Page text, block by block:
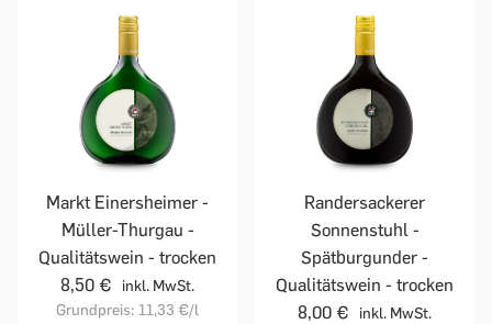
Markt Einersheimer -
Müller-Thurgau -
Qualitätswein - trocken
8,50 €
inkl. MwSt.
Grundpreis: 11,33 €/l
Randersackerer
Sonnenstuhl -
Spätburgunder -
Qualitätswein - trocken
8,00 €
inkl. MwSt.